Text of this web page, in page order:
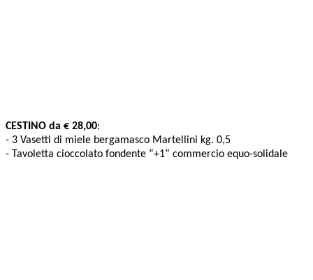
CESTINO da € 28,00:
- 3 Vasetti di miele bergamasco Martellini kg. 0,5
- Tavoletta cioccolato fondente “+1” commercio equo-solidale